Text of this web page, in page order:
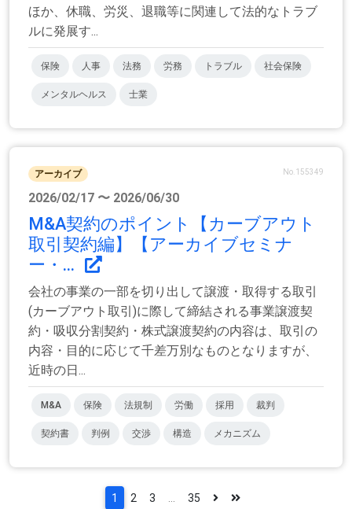
ほか、休職、労災、退職等に関連して法的なトラブ
ルに発展す...
保険 人事 法務 労務 トラブル 社会保険
メンタルヘルス 士業
アーカイブ No.155349
2026/02/17 〜 2026/06/30
M&A契約のポイント【カーブアウト
取引契約編】【アーカイブセミナ
ー・...
会社の事業の一部を切り出して譲渡・取得する取引
(カーブアウト取引)に際して締結される事業譲渡契
約・吸収分割契約・株式譲渡契約の内容は、取引の
内容・目的に応じて千差万別なものとなりますが、
近時の日...
M&A 保険 法規制 労働 採用 裁判
契約書 判例 交渉 構造 メカニズム
1 2 3 ... 35